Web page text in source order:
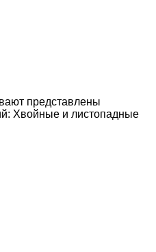
представлены
Хвойные и листопадные